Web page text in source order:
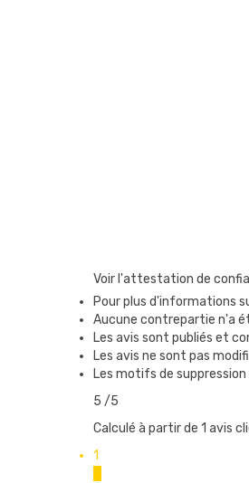
Voir l'attestation de
Pour plus d'informations
Aucune contrepartie n'a
Les avis sont publiés et
Les avis ne sont pas
Les motifs de
5 /5
Calculé à partir de 1 avis
1